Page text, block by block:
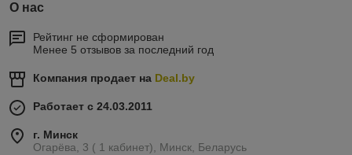
О нас
Рейтинг не сформирован
Менее 5 отзывов за последний год
Компания продает на Deal.by
Работает с 24.03.2011
г. Минск
Огарёва, 3 ( 1 кабинет), Минск, Беларусь